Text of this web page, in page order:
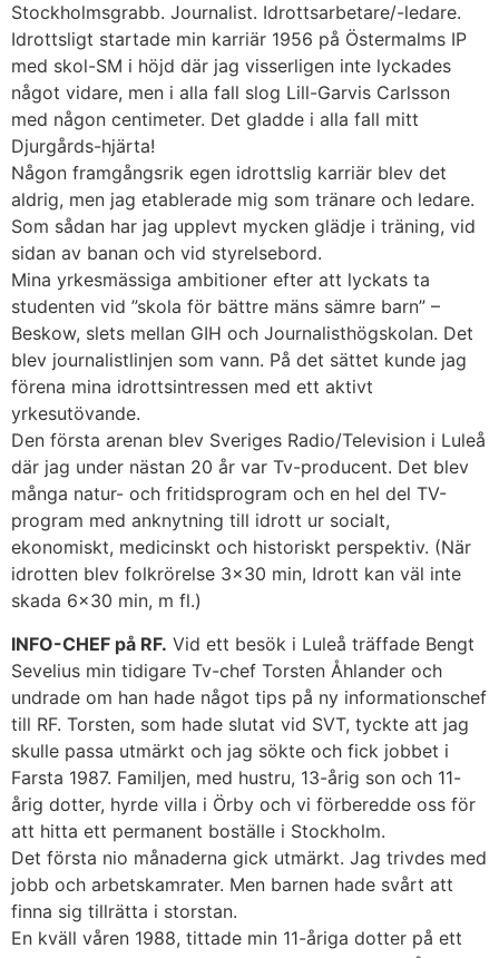
Stockholmsgrabb. Journalist. Idrottsarbetare/-ledare.
Idrottsligt startade min karriär 1956 på Östermalms IP
med skol-SM i höjd där jag visserligen inte lyckades
något vidare, men i alla fall slog Lill-Garvis Carlsson
med någon centimeter. Det gladde i alla fall mitt
Djurgårds-hjärta!
Någon framgångsrik egen idrottslig karriär blev det
aldrig, men jag etablerade mig som tränare och ledare.
Som sådan har jag upplevt mycken glädje i träning, vid
sidan av banan och vid styrelsebord.
Mina yrkesmässiga ambitioner efter att lyckats ta
studenten vid ”skola för bättre mäns sämre barn” –
Beskow, slets mellan GIH och Journalisthögskolan. Det
blev journalistlinjen som vann. På det sättet kunde jag
förena mina idrottsintressen med ett aktivt
yrkesutövande.
Den första arenan blev Sveriges Radio/Television i Luleå
där jag under nästan 20 år var Tv-producent. Det blev
många natur- och fritidsprogram och en hel del TV-
program med anknytning till idrott ur socialt,
ekonomiskt, medicinskt och historiskt perspektiv. (När
idrotten blev folkrörelse 3×30 min, Idrott kan väl inte
skada 6×30 min, m fl.)
INFO-CHEF på RF. Vid ett besök i Luleå träffade Bengt
Sevelius min tidigare Tv-chef Torsten Åhlander och
undrade om han hade något tips på ny informationschef
till RF. Torsten, som hade slutat vid SVT, tyckte att jag
skulle passa utmärkt och jag sökte och fick jobbet i
Farsta 1987. Familjen, med hustru, 13-årig son och 11-
årig dotter, hyrde villa i Örby och vi förberedde oss för
att hitta ett permanent boställe i Stockholm.
Det första nio månaderna gick utmärkt. Jag trivdes med
jobb och arbetskamrater. Men barnen hade svårt att
finna sig tillrätta i storstan.
En kväll våren 1988, tittade min 11-åriga dotter på ett